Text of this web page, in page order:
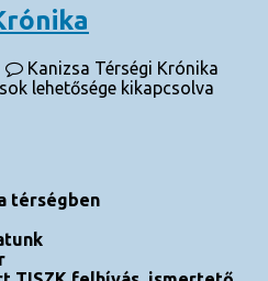
Kanizsa Térségi Krónika
lehetősége kikapcsolva
térségben